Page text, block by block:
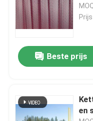
Beste prijs
en